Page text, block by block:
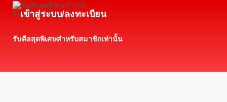
เข้าสู่ระบบ/ลงทะเบียน
รับดีลสุดพิเศษสำหรับสมาชิกเท่านั้น